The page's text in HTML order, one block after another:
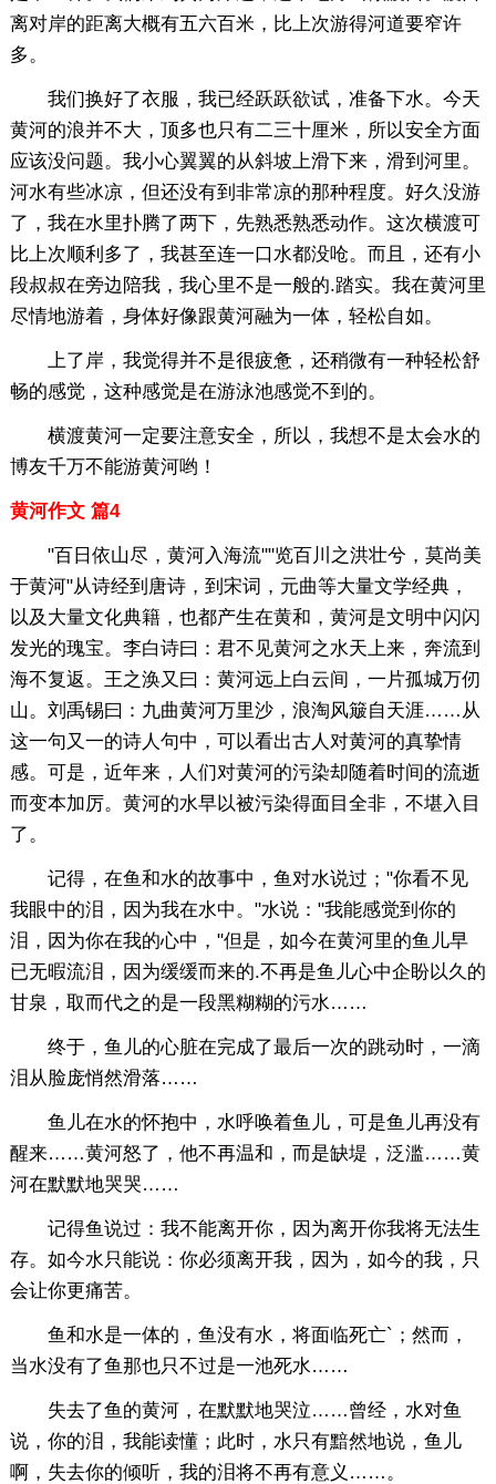
离对岸的距离大概有五六百米，比上次游得河道要窄许
多。
我们换好了衣服，我已经跃跃欲试，准备下水。今天
黄河的浪并不大，顶多也只有二三十厘米，所以安全方面
应该没问题。我小心翼翼的从斜坡上滑下来，滑到河里。
河水有些冰凉，但还没有到非常凉的那种程度。好久没游
了，我在水里扑腾了两下，先熟悉熟悉动作。这次横渡可
比上次顺利多了，我甚至连一口水都没呛。而且，还有小
段叔叔在旁边陪我，我心里不是一般的.踏实。我在黄河里
尽情地游着，身体好像跟黄河融为一体，轻松自如。
上了岸，我觉得并不是很疲惫，还稍微有一种轻松舒
畅的感觉，这种感觉是在游泳池感觉不到的。
横渡黄河一定要注意安全，所以，我想不是太会水的
博友千万不能游黄河哟！
黄河作文 篇4
"百日依山尽，黄河入海流""览百川之洪壮兮，莫尚美
于黄河"从诗经到唐诗，到宋词，元曲等大量文学经典，
以及大量文化典籍，也都产生在黄和，黄河是文明中闪闪
发光的瑰宝。李白诗曰：君不见黄河之水天上来，奔流到
海不复返。王之涣又曰：黄河远上白云间，一片孤城万仞
山。刘禹锡曰：九曲黄河万里沙，浪淘风簸自天涯……从
这一句又一的诗人句中，可以看出古人对黄河的真挚情
感。可是，近年来，人们对黄河的污染却随着时间的流逝
而变本加厉。黄河的水早以被污染得面目全非，不堪入目
了。
记得，在鱼和水的故事中，鱼对水说过；"你看不见
我眼中的泪，因为我在水中。"水说："我能感觉到你的
泪，因为你在我的心中，"但是，如今在黄河里的鱼儿早
已无暇流泪，因为缓缓而来的.不再是鱼儿心中企盼以久的
甘泉，取而代之的是一段黑糊糊的污水……
终于，鱼儿的心脏在完成了最后一次的跳动时，一滴
泪从脸庞悄然滑落……
鱼儿在水的怀抱中，水呼唤着鱼儿，可是鱼儿再没有
醒来……黄河怒了，他不再温和，而是缺堤，泛滥……黄
河在默默地哭哭……
记得鱼说过：我不能离开你，因为离开你我将无法生
存。如今水只能说：你必须离开我，因为，如今的我，只
会让你更痛苦。
鱼和水是一体的，鱼没有水，将面临死亡`；然而，
当水没有了鱼那也只不过是一池死水……
失去了鱼的黄河，在默默地哭泣……曾经，水对鱼
说，你的泪，我能读懂；此时，水只有黯然地说，鱼儿
啊，失去你的倾听，我的泪将不再有意义……。